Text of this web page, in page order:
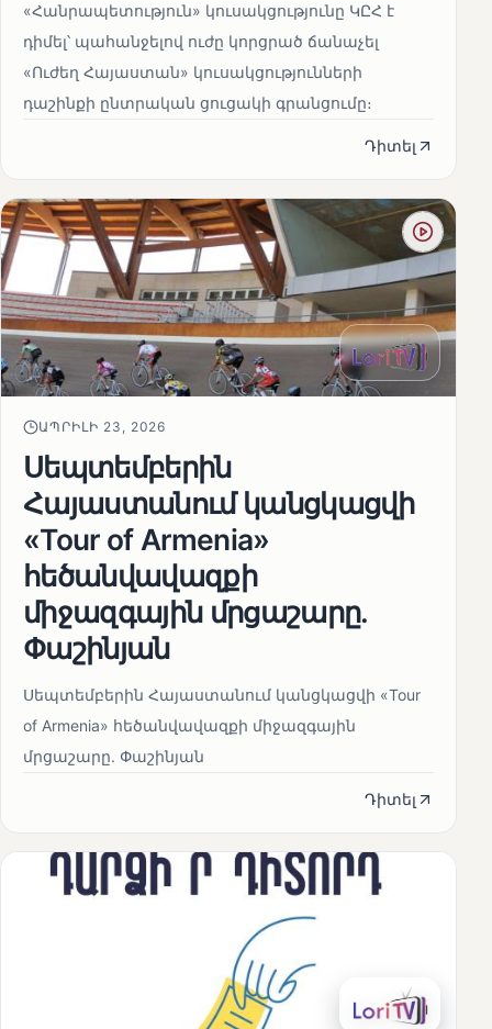
«Հանրապետություն» կուսակցությունը ԿԸՀ է
դիմել՝ պահանջելով ուժը կորցրած ճանաչել
«Ուժեղ Հայաստան» կուսակցությունների
դաշինքի ընտրական ցուցակի գրանցումը։
Դիտել
ԱՊՐԻԼԻ 23, 2026
Սեպտեմբերին
Հայաստանում կանցկացվի
«Tour of Armenia»
հեծանվավազքի
միջազգային մրցաշարը.
Փաշինյան
Սեպտեմբերին Հայաստանում կանցկացվի «Tour
of Armenia» հեծանվավազքի միջազգային
մրցաշարը. Փաշինյան
Դիտել